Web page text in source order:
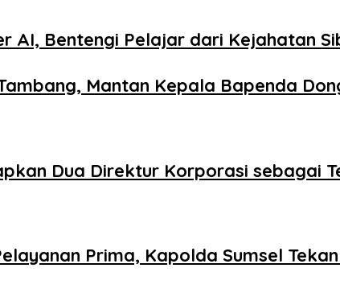
AI, Bentengi Pelajar dari Kejahatan
Mantan Kepala Bapenda
Dua Direktur Korporasi sebagai
Prima, Kapolda Sumsel